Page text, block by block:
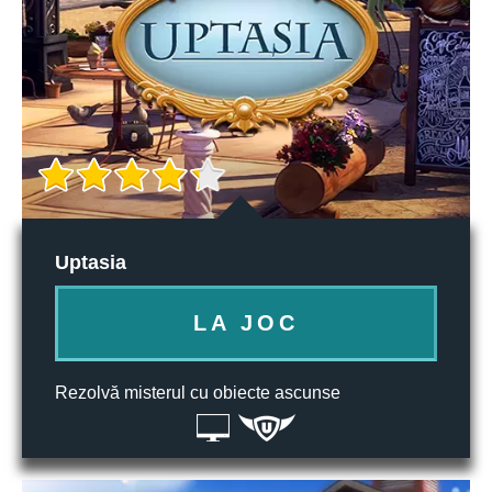
Uptasia
LA JOC
Rezolvă misterul cu obiecte ascunse